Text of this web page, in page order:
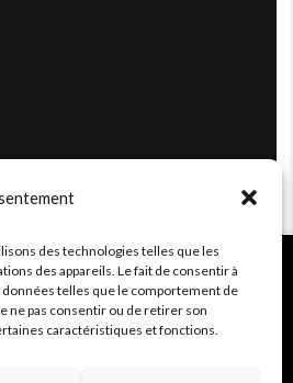
des technologies telles que les
des appareils. Le fait de consentir à
telles que le comportement de
ne pas consentir ou de retirer son
caractéristiques et fonctions.